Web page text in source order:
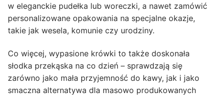
w eleganckie pudełka lub woreczki, a nawet zamówić
personalizowane opakowania na specjalne okazje,
takie jak wesela, komunie czy urodziny.
Co więcej, wypasione krówki to także doskonała
słodka przekąska na co dzień – sprawdzają się
zarówno jako mała przyjemność do kawy, jak i jako
smaczna alternatywa dla masowo produkowanych